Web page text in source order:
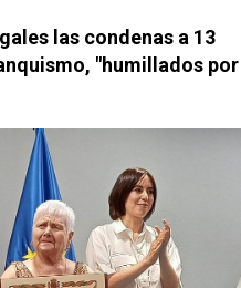
las condenas a 13
"humillados por